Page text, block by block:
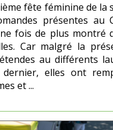
fête féminine de la
présentes au
fois de plus montré
Car malgré la
au différents
elles ont
et ...